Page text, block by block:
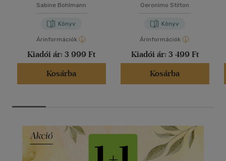
Sabine Bohlmann
Könyv
Árinformációk
Kiadói ár: 3 999 Ft
Kosárba
Geronimo Stilton
Könyv
Árinformációk
Kiadói ár: 3 499 Ft
Kosárba